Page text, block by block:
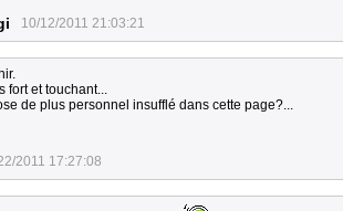
10/12/2011 21:03:21
fort et touchant...
de plus personnel insufflé dans cette page?...
2011 17:27:08